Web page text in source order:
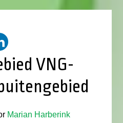
VNG-
Marian Harberink